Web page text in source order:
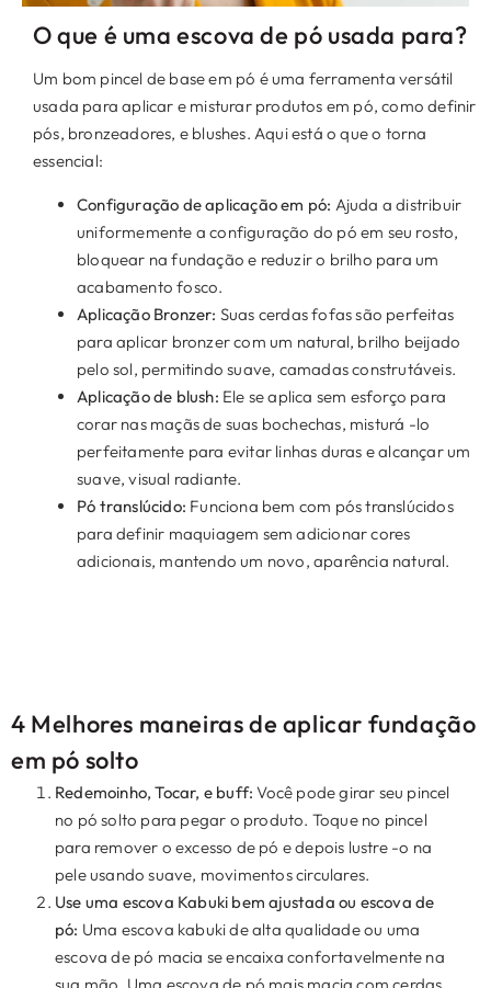
O que é uma escova de pó usada para?
Um bom pincel de base em pó é uma ferramenta versátil
usada para aplicar e misturar produtos em pó, como definir
pós, bronzeadores, e blushes. Aqui está o que o torna
essencial:
Configuração de aplicação em pó: Ajuda a distribuir
uniformemente a configuração do pó em seu rosto,
bloquear na fundação e reduzir o brilho para um
acabamento fosco.
Aplicação Bronzer: Suas cerdas fofas são perfeitas
para aplicar bronzer com um natural, brilho beijado
pelo sol, permitindo suave, camadas construtáveis.
Aplicação de blush: Ele se aplica sem esforço para
corar nas maçãs de suas bochechas, misturá -lo
perfeitamente para evitar linhas duras e alcançar um
suave, visual radiante.
Pó translúcido: Funciona bem com pós translúcidos
para definir maquiagem sem adicionar cores
adicionais, mantendo um novo, aparência natural.
4 Melhores maneiras de aplicar fundação
em pó solto
Redemoinho, Tocar, e buff: Você pode girar seu pincel
no pó solto para pegar o produto. Toque no pincel
para remover o excesso de pó e depois lustre -o na
pele usando suave, movimentos circulares.
Use uma escova Kabuki bem ajustada ou escova de
pó: Uma escova kabuki de alta qualidade ou uma
escova de pó macia se encaixa confortavelmente na